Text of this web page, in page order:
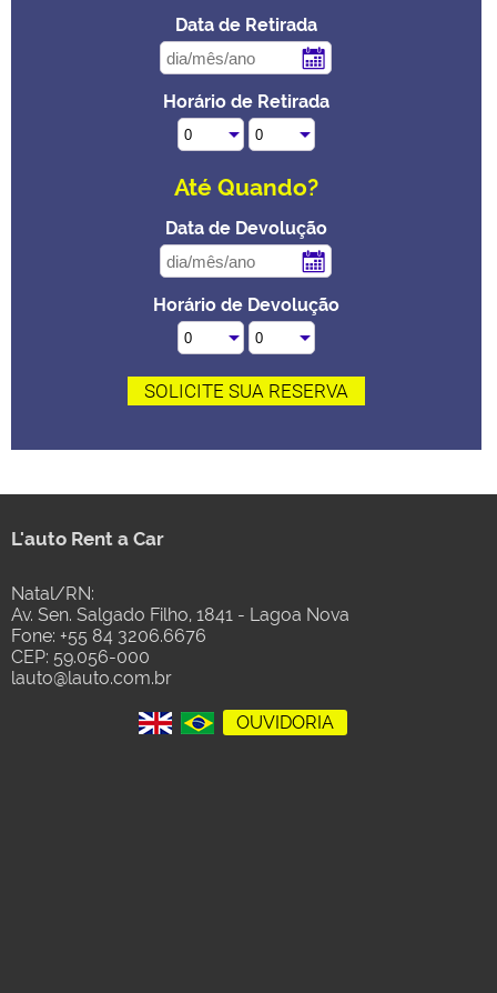
Data de Retirada
Horário de Retirada
Até Quando?
Data de Devolução
Horário de Devolução
L'auto Rent a Car
Natal/RN:
Av. Sen. Salgado Filho, 1841 - Lagoa Nova
Fone: +55 84 3206.6676
CEP: 59.056-000
lauto@lauto.com.br
OUVIDORIA